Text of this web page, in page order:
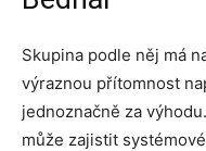
Skupina podle něj má
výraznou přítomnost
jednoznačně za
může zajistit